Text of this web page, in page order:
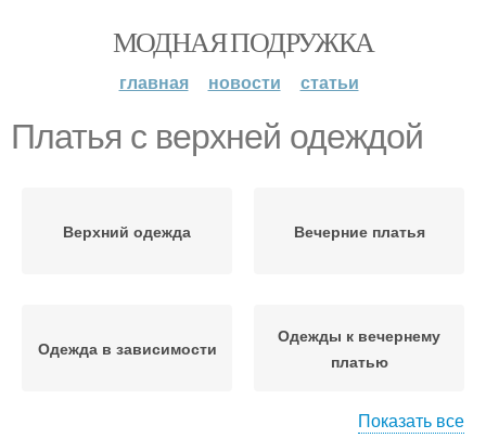
МОДНАЯ ПОДРУЖКА
главная новости статьи
Платья с верхней одеждой
Верхний одежда Вечерние платья
Одежда в зависимости
Одежды к вечернему
платью
Показать все